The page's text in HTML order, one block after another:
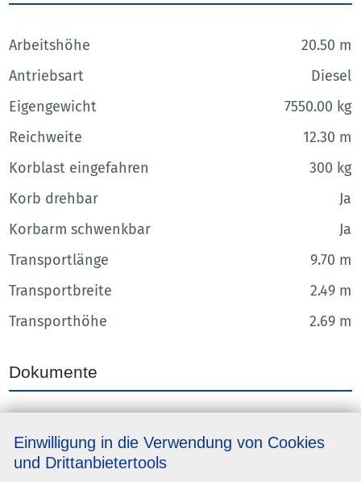
Arbeitshöhe
20.50 m
Antriebsart
Diesel
Eigengewicht
7550.00 kg
Reichweite
12.30 m
Korblast eingefahren
300 kg
Korb drehbar
Ja
Korbarm schwenkbar
Ja
Transportlänge
9.70 m
Transportbreite
2.49 m
Transporthöhe
2.69 m
Dokumente
Einwilligung in die Verwendung von Cookies
und Drittanbietertools